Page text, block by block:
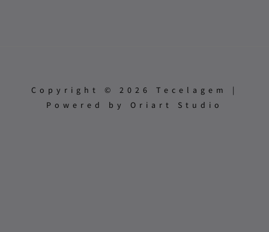
Copyright © 2026 Tecelagem |
Powered by Oriart Studio